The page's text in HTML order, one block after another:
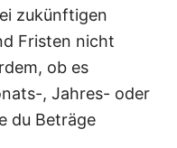
zukünftigen
Fristen nicht
ob es
, Jahres- oder
du Beträge